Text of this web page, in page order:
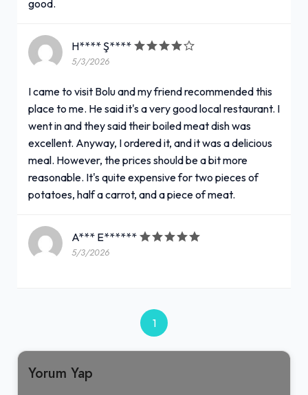
good.
H**** Ş****
5/3/2026
I came to visit Bolu and my friend recommended this
place to me. He said it's a very good local restaurant. I
went in and they said their boiled meat dish was
excellent. Anyway, I ordered it, and it was a delicious
meal. However, the prices should be a bit more
reasonable. It's quite expensive for two pieces of
potatoes, half a carrot, and a piece of meat.
A*** E******
5/3/2026
1
Yorum Yap